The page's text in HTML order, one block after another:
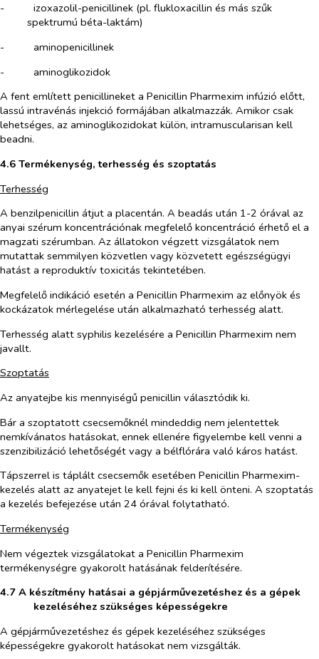
-​
izoxazolil-penicillinek (pl. flukloxacillin és más szűk
spektrumú béta-laktám)
-​
aminopenicillinek
-​
aminoglikozidok
A fent említett penicillineket a Penicillin Pharmexim infúzió előtt,
lassú intravénás injekció formájában alkalmazzák. Amikor csak
lehetséges, az aminoglikozidokat külön, intramuscularisan kell
beadni.
4.6 Termékenység, terhesség és szoptatás
Terhesség
A benzilpenicillin átjut a placentán. A beadás után 1-2 órával az
anyai szérum koncentrációnak megfelelő koncentráció érhető el a
magzati szérumban. Az állatokon végzett vizsgálatok nem
mutattak semmilyen közvetlen vagy közvetett egészségügyi
hatást a reproduktív toxicitás tekintetében.
Megfelelő indikáció esetén a Penicillin Pharmexim az előnyök és
kockázatok mérlegelése után alkalmazható terhesség alatt.
Terhesség alatt syphilis kezelésére a Penicillin Pharmexim nem
javallt.
Szoptatás
Az anyatejbe kis mennyiségű penicillin választódik ki.
Bár a szoptatott csecsemőknél mindeddig nem jelentettek
nemkívánatos hatásokat, ennek ellenére figyelembe kell venni a
szenzibilizáció lehetőségét vagy a bélflórára való káros hatást.
Tápszerrel is táplált csecsemők esetében Penicillin Pharmexim-
kezelés alatt az anyatejet le kell fejni és ki kell önteni. A szoptatás
a kezelés befejezése után 24 órával folytatható.
Termékenység
Nem végeztek vizsgálatokat a Penicillin Pharmexim
termékenységre gyakorolt hatásának felderítésére.
4.7 A készítmény hatásai a gépjárművezetéshez és a gépek
kezeléséhez szükséges képességekre
A gépjárművezetéshez és gépek kezeléséhez szükséges
képességekre gyakorolt hatásokat nem vizsgálták.